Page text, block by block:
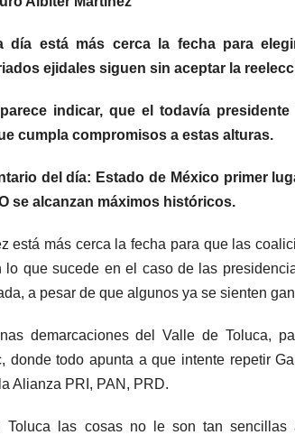
día está más cerca la fecha para
ejidales siguen sin aceptar la
indicar, que el todavía
cumpla compromisos a estas alturas.
del día: Estado de México primer
se alcanzan máximos históricos.
está más cerca la fecha para que las
lo que sucede en el caso de las
a pesar de que algunos ya se sienten
demarcaciones del Valle de Toluca,
donde todo apunta a que intente repetir
Alianza PRI, PAN, PRD.
Toluca las cosas no le son tan